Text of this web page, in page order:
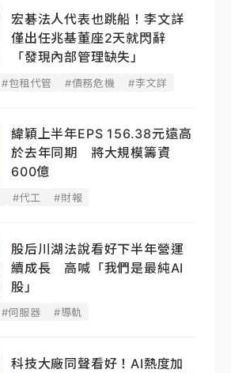
宏碁法人代表也跳船！李文詳
僅出任兆基董座2天就閃辭
「發現內部管理缺失」
#包租代管 #債務危機 #李文詳
緯穎上半年EPS 156.38元遠高
於去年同期 將大規模籌資
600億
#代工 #財報
股后川湖法說看好下半年營運
續成長 高喊「我們是最純AI
股」
#伺服器 #導軌
科技大廠同聲看好！AI熱度加